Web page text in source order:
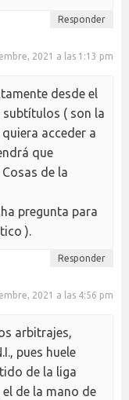
Responder
2021 a las 1:13 pm
desde el
subtítulos ( son la
acceder a
que
de la
pregunta para
).
Responder
2021 a las 4:56 pm
arbitrajes,
pues huele
de la liga
de la mano de